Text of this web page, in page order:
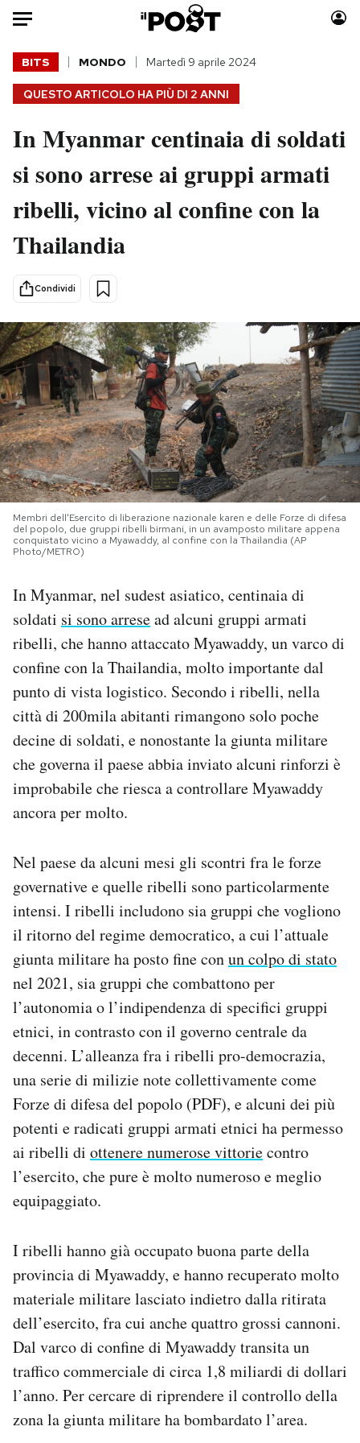
Auto
HOME
Italia
Mondo
Politica
Tecnologia
Scienza
Cultura
Economia
Sport
Moda
Consumismi
Storie/Idee
Mondiali calcio 2026
PODCAST
NEWSLETTER
I MIEI PREFERITI
SHOP
CALENDARIO
Area Personale
Newsletter
Notifiche mobile
Hai bisogno di aiuto?
Esci
QUESTO ARTICOLO HA PIÙ DI 2 ANNI
BITS MONDO Martedì 9 aprile 2024
In Myanmar centinaia di soldati
si sono arrese ai gruppi armati
ribelli, vicino al confine con la
Thailandia
Condividi
Membri dell'Esercito di liberazione nazionale karen e delle Forze di difesa
del popolo, due gruppi ribelli birmani, in un avamposto militare appena
conquistato vicino a Myawaddy, al confine con la Thailandia (AP
Photo/METRO)
In Myanmar, nel sudest asiatico, centinaia di
soldati si sono arresead alcuni gruppi armati
ribelli, che hanno attaccato Myawaddy, un varco di
confine con la Thailandia, molto importante dal
punto di vista logistico. Secondo i ribelli, nella
città di 200mila abitanti rimangono solo poche
decine di soldati, e nonostante la giunta militare
che governa il paese abbia inviato alcuni rinforzi è
improbabile che riesca a controllare Myawaddy
ancora per molto.
Nel paese da alcuni mesi gli scontri fra le forze
governative e quelle ribelli sono particolarmente
intensi. I ribelli includono sia gruppi che vogliono
il ritorno del regime democratico, a cui l’attuale
giunta militare ha posto fine conun colpo di stato
nel 2021, sia gruppi che combattono per
l’autonomia o l’indipendenza di specifici gruppi
etnici, in contrasto con il governo centrale da
decenni. L’alleanza fra i ribelli pro-democrazia,
una serie di milizie note collettivamente come
Forze di difesa del popolo (PDF), e alcuni dei più
potenti e radicati gruppi armati etnici ha permesso
ai ribelli di ottenere numerose vittoriecontro
l’esercito, che pure è molto numeroso e meglio
equipaggiato.
I ribelli hanno già occupato buona parte della
provincia di Myawaddy, e hanno recuperato molto
materiale militare lasciato indietro dalla ritirata
dell’esercito, fra cui anche quattro grossi cannoni.
Dal varco di confine di Myawaddy transita un
traffico commerciale di circa 1,8 miliardi di dollari
l’anno. Per cercare di riprendere il controllo della
zona la giunta militare ha bombardato l’area.